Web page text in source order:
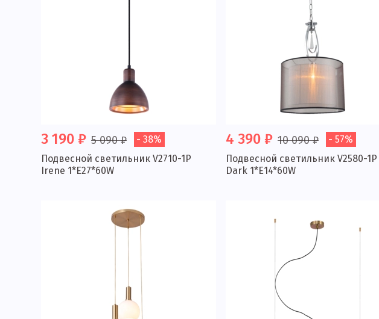
3 190 ₽ 5 090 ₽
- 38%
Подвесной светильник V2710-1P
Irene 1*E27*60W
4 390 ₽ 10 090 ₽
- 57%
Подвесной светильник V2580-1P
Dark 1*E14*60W